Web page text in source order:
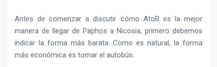
Antes de comenzar a discutir cómo AtoB es la mejor
manera de llegar de Paphos a Nicosia, primero debemos
indicar la forma más barata. Como es natural, la forma
más económica es tomar el autobús.